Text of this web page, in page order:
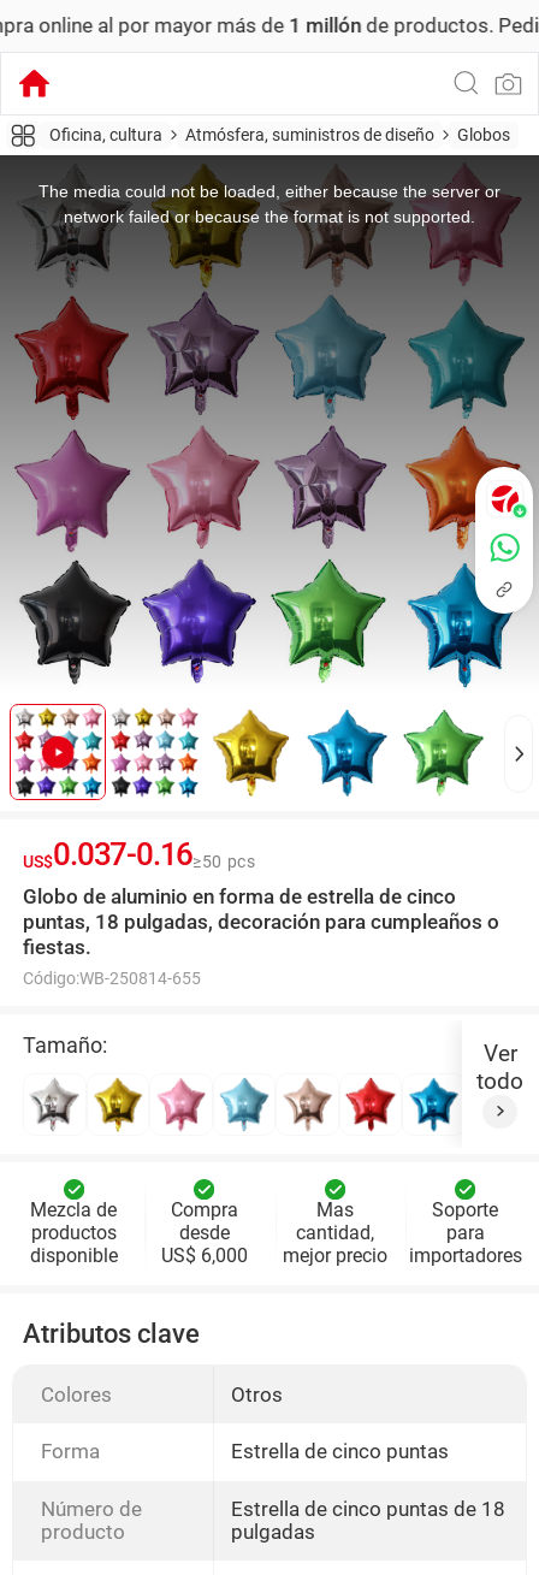
al por mayor más de 1 millón de productos. Pedido
Oficina, cultura Atmósfera, suministros de diseño Globos
window.
The media could not be loaded, either because the server or
network failed or because the format is not supported.
US$0.037-0.16≥50 pcs
Globo de aluminio en forma de estrella de cinco
puntas, 18 pulgadas, decoración para cumpleaños o
fiestas.
Código:WB-250814-655
Tamaño:
Ver
todo
Mezcla de
productos
disponible
Compra
desde
US$ 6,000
Mas
cantidad,
mejor precio
Soporte
para
importadores
Atributos clave
Colores Otros
Forma Estrella de cinco puntas
Número de
producto
Estrella de cinco puntas de 18
pulgadas